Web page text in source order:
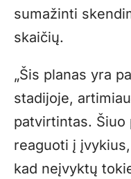
sumažinti
skaičių.
„Šis planas yra
stadijoje,
patvirtintas.
reaguoti į
kad neįvyktų